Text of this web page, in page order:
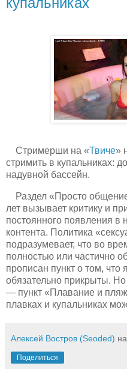
Стримерши на «Твиче»
стримить в купальниках:
надувной бассейн.
Раздел «Просто
лет вызывает критику и
постоянного появления в
контента. Политика
подразумевает, что во
полностью или частично
прописан пункт о том,
обязательно прикрыты. Но
— пункт «Плавание и
плавках и купальниках
Алексей Востров (Seoded) на
Поделиться